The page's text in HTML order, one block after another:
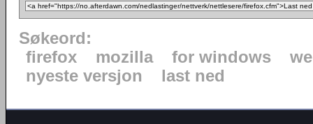
Søkeord:
firefox
mozilla for windows
nyeste versjon
last ned